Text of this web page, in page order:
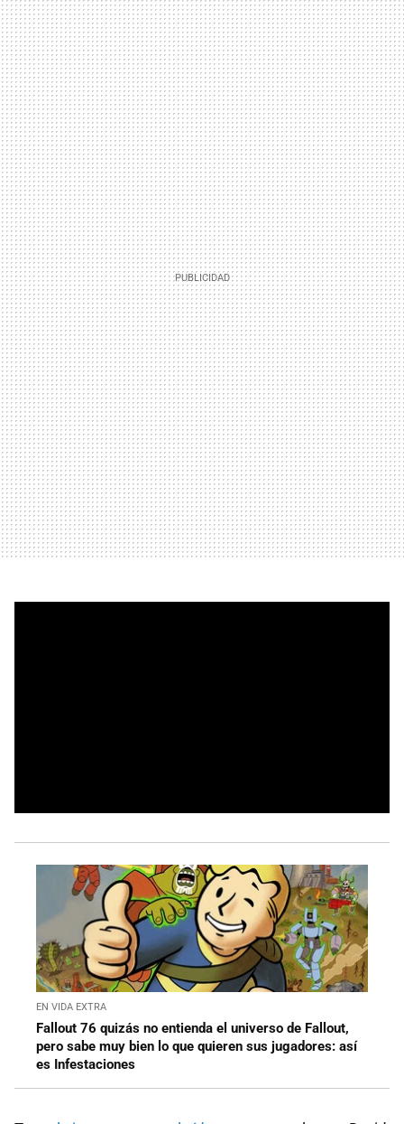
EN VIDA EXTRA
Fallout 76 quizás no entienda el universo de Fallout,
pero sabe muy bien lo que quieren sus jugadores: así
es Infestaciones